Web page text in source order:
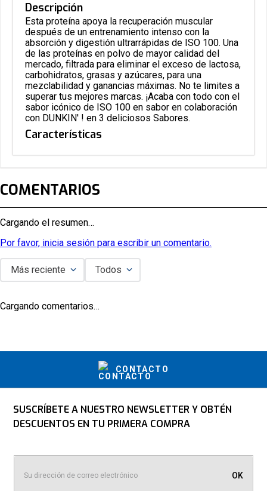
Descripción
Esta proteína apoya la recuperación muscular
después de un entrenamiento intenso con la
absorción y digestión ultrarrápidas de ISO 100. Una
de las proteínas en polvo de mayor calidad del
mercado, filtrada para eliminar el exceso de lactosa,
carbohidratos, grasas y azúcares, para una
mezclabilidad y ganancias máximas. No te limites a
superar tus mejores marcas. ¡Acaba con todo con el
sabor icónico de ISO 100 en sabor en colaboración
con DUNKIN' ! en 3 deliciosos Sabores.
Características
COMENTARIOS
Cargando el resumen…
Por favor, inicia sesión para escribir un comentario.
Más reciente Todos
Cargando comentarios…
CONTACTO
SUSCRÍBETE A NUESTRO NEWSLETTER Y OBTÉN
DESCUENTOS EN TU PRIMERA COMPRA
OK